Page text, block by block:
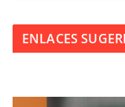
ENLACES